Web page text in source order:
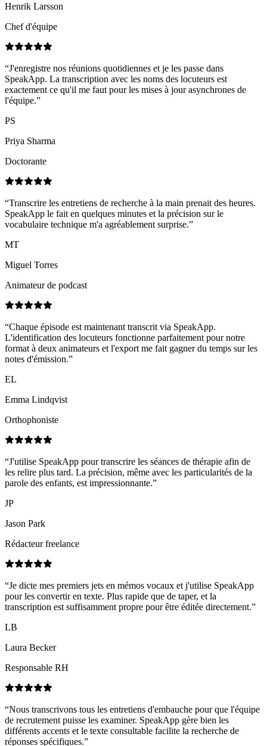
Henrik Larsson
Chef d'équipe
“J'enregistre nos réunions quotidiennes et je les passe dans
SpeakApp. La transcription avec les noms des locuteurs est
exactement ce qu'il me faut pour les mises à jour asynchrones de
l'équipe.”
PS
Priya Sharma
Doctorante
“Transcrire les entretiens de recherche à la main prenait des heures.
SpeakApp le fait en quelques minutes et la précision sur le
vocabulaire technique m'a agréablement surprise.”
MT
Miguel Torres
Animateur de podcast
“Chaque épisode est maintenant transcrit via SpeakApp.
L'identification des locuteurs fonctionne parfaitement pour notre
format à deux animateurs et l'export me fait gagner du temps sur les
notes d'émission.”
EL
Emma Lindqvist
Orthophoniste
“J'utilise SpeakApp pour transcrire les séances de thérapie afin de
les relire plus tard. La précision, même avec les particularités de la
parole des enfants, est impressionnante.”
JP
Jason Park
Rédacteur freelance
“Je dicte mes premiers jets en mémos vocaux et j'utilise SpeakApp
pour les convertir en texte. Plus rapide que de taper, et la
transcription est suffisamment propre pour être éditée directement.”
LB
Laura Becker
Responsable RH
“Nous transcrivons tous les entretiens d'embauche pour que l'équipe
de recrutement puisse les examiner. SpeakApp gère bien les
différents accents et le texte consultable facilite la recherche de
réponses spécifiques.”